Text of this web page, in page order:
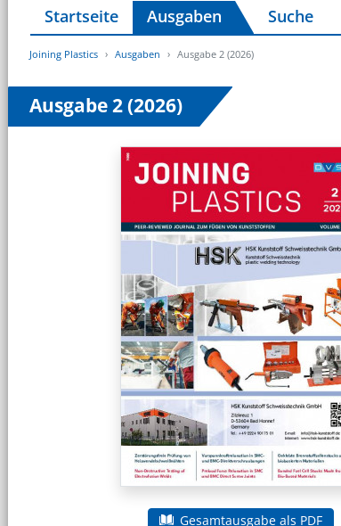
Startseite Ausgaben Suche
Joining Plastics Ausgaben Ausgabe 2 (2026)
Ausgabe 2 (2026)
Gesamtausgabe als PDF